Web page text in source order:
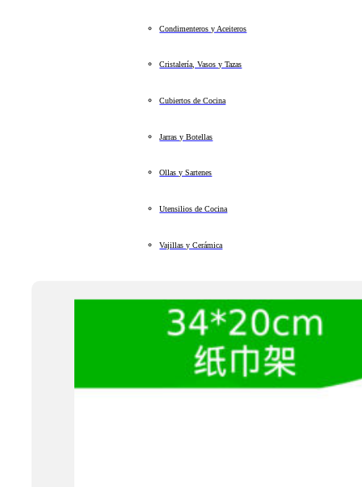
Condimenteros y Aceiteros
Cristalería, Vasos y Tazas
Cubiertos de Cocina
Jarras y Botellas
Ollas y Sartenes
Utensilios de Cocina
Vajillas y Cerámica